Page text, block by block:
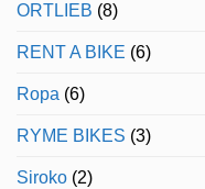
ORTLIEB (8)
RENT A BIKE (6)
Ropa (6)
RYME BIKES (3)
Siroko (2)